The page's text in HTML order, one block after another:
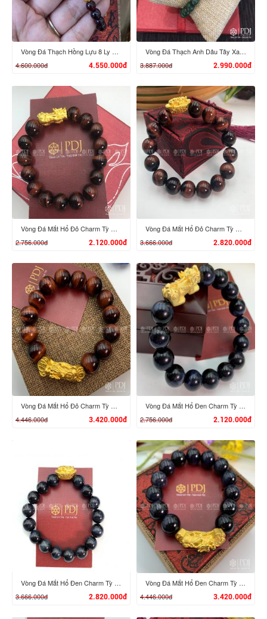
XEM CHI TIẾT
Vòng Đá Thạch Hồng Lựu 8 Ly Mix Charm Hoa Hồng, Bi vàng 24K
4.600.000đ
4.550.000đ
XEM CHI TIẾT
Vòng Đá Thạch Anh Dâu Tây Xanh 8 Ly Charm Tỳ Hưu Cưỡi Đĩnh Vàng 24K
3.887.000đ
2.990.000đ
XEM CHI TIẾT
Vòng Đá Mắt Hổ Đỏ Charm Tỳ Hưu Vàng 24k
2.756.000đ
2.120.000đ
XEM CHI TIẾT
Vòng Đá Mắt Hổ Đỏ Charm Tỳ Hưu Cưỡi Đĩnh Vàng 24K
3.666.000đ
2.820.000đ
XEM CHI TIẾT
Vòng Đá Mắt Hổ Đỏ Charm Tỳ Hưu Cưỡi Gậy Như Ý Vàng 24K
4.446.000đ
3.420.000đ
XEM CHI TIẾT
Vòng Đá Mắt Hổ Đen Charm Tỳ Hưu Vàng 24K
2.756.000đ
2.120.000đ
Vòng Đá Mắt Hổ Đen Charm Tỳ Hưu Cưỡi Đĩnh Vàng 24K
3.666.000đ
2.820.000đ
Vòng Đá Mắt Hổ Đen Charm Tỳ Hưu Cưỡi Gậy Như Ý Vàng 24K
4.446.000đ
3.420.000đ